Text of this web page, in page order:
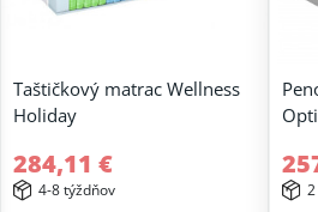
Taštičkový matrac Wellness
Holiday
284,11 €
4-8 týždňov